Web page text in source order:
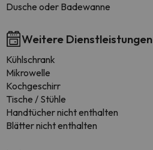
Dusche oder Badewanne
Weitere Dienstleistungen
Kühlschrank
Mikrowelle
Kochgeschirr
Tische / Stühle
Handtücher nicht enthalten
Blätter nicht enthalten